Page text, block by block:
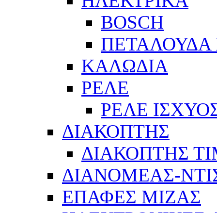
BOSCH
ΠΕΤΑΛΟΥΔΑ
ΚΑΛΩΔΙΑ
ΡΕΛΕ
ΡΕΛΕ
ΔΙΑΚΟΠΤΗΣ
ΔΙΑΚΟΠΤΗΣ
ΔΙΑΝΟΜΕΑΣ-
ΕΠΑΦΕΣ ΜΙΖΑΣ